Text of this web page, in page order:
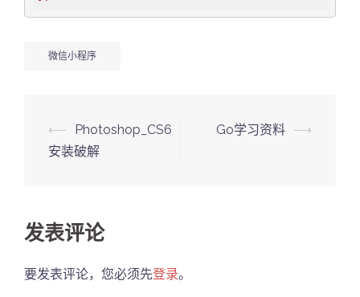
微信小程序
Post
navigation
⟵
Photoshop_CS6
安装破解
Go学习资料 ⟶
发表评论
要发表评论，您必须先登录。